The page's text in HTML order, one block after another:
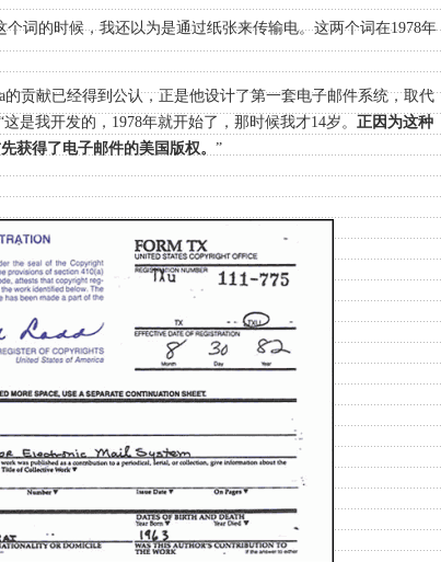
个词的时候，我还以为是通过纸张来传输电。这两个词在1978年
贡献已经得到公认，正是他设计了第一套电子邮件系统，取代
是我开发的，1978年就开始了，那时候我才14岁。 正因为这种
获得了电子邮件的美国版权。 ”